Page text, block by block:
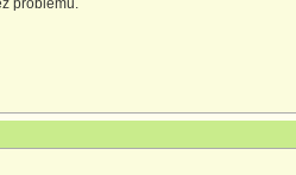
problemu.